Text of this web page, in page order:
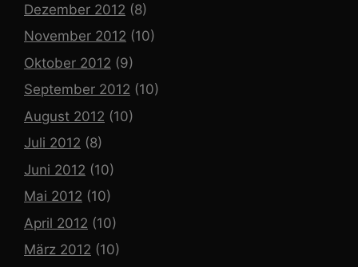
Dezember 2012 (8)
November 2012 (10)
Oktober 2012 (9)
September 2012 (10)
August 2012 (10)
Juli 2012 (8)
Juni 2012 (10)
Mai 2012 (10)
April 2012 (10)
März 2012 (10)